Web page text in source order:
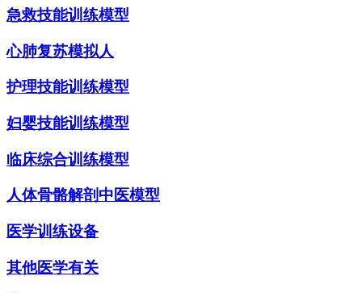
急救技能训练模型
心肺复苏模拟人
护理技能训练模型
妇婴技能训练模型
临床综合训练模型
人体骨骼解剖中医模型
医学训练设备
其他医学有关